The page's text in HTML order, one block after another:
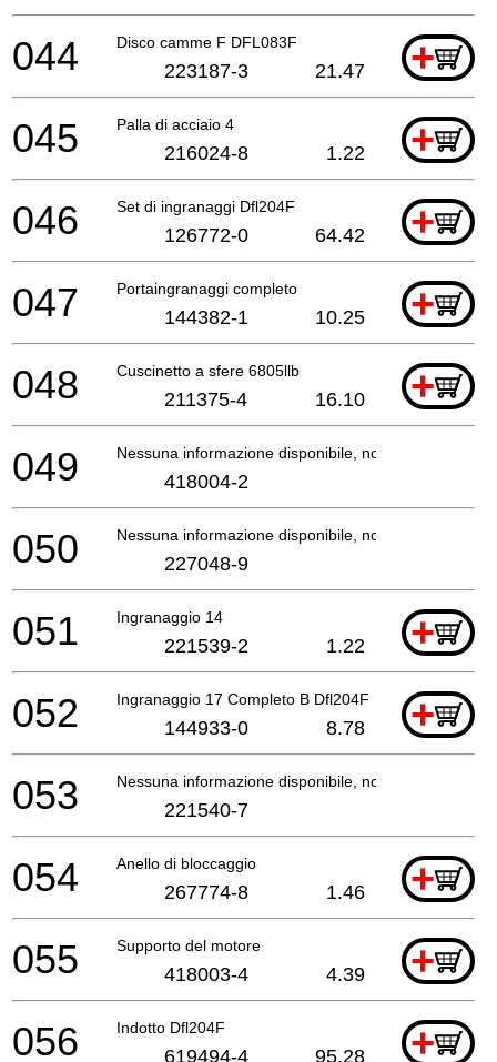
Disco camme F DFL083F +
044 223187-3 21.47
Palla di acciaio 4 +
045 216024-8 1.22
Set di ingranaggi Dfl204F +
046 126772-0 64.42
Portaingranaggi completo +
047 144382-1 10.25
Cuscinetto a sfere 6805llb +
048 211375-4 16.10
Nessuna informazione disponibile, non ordinabile
049 418004-2
Nessuna informazione disponibile, non ordinabile
050 227048-9
Ingranaggio 14 +
051 221539-2 1.22
Ingranaggio 17 Completo B Dfl204F +
052 144933-0 8.78
Nessuna informazione disponibile, non ordinabile
053 221540-7
Anello di bloccaggio +
054 267774-8 1.46
Supporto del motore +
055 418003-4 4.39
Indotto Dfl204F +
056 619494-4 95.28